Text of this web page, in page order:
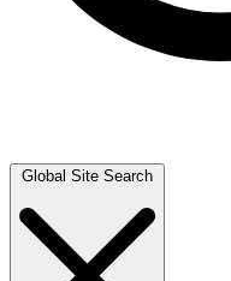
Global Site Search